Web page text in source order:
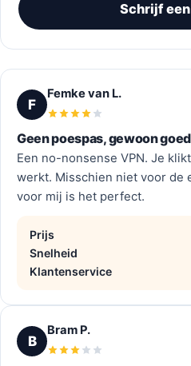
Schrijf
F
Femke van L.
Geen poespas, gewoon goed
Een no-nonsense VPN. Je
werkt. Misschien niet voor de
voor mij is het perfect.
Prijs
Snelheid
Klantenservice
B
Bram P.